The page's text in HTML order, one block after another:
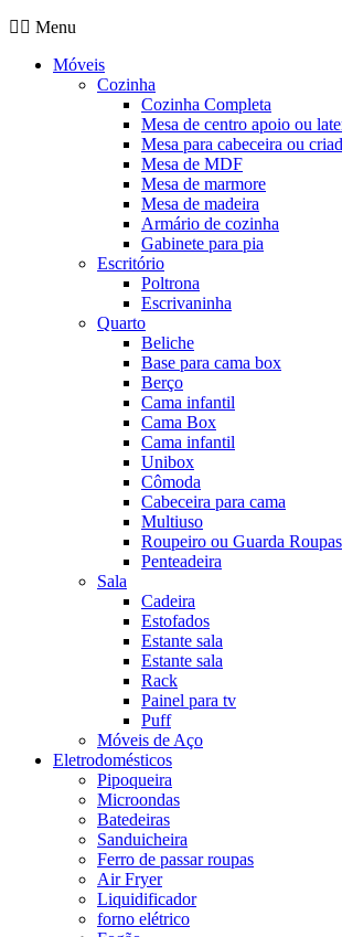
Menu
Móveis
Cozinha
Cozinha Completa
Mesa de centro apoio ou
Mesa para cabeceira ou
Mesa de MDF
Mesa de marmore
Mesa de madeira
Armário de cozinha
Gabinete para pia
Escritório
Poltrona
Escrivaninha
Quarto
Beliche
Base para cama box
Berço
Cama infantil
Cama Box
Cama infantil
Unibox
Cômoda
Cabeceira para cama
Multiuso
Roupeiro ou Guarda Roupas
Penteadeira
Sala
Cadeira
Estofados
Estante sala
Estante sala
Rack
Painel para tv
Puff
Móveis de Aço
Eletrodomésticos
Pipoqueira
Microondas
Batedeiras
Sanduicheira
Ferro de passar roupas
Air Fryer
Liquidificador
forno elétrico